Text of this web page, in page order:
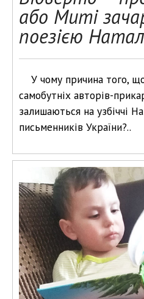
або Миті
поезією
У чому причина того,
самобутніх авторів-
залишаються на узбіччі
письменників України?..